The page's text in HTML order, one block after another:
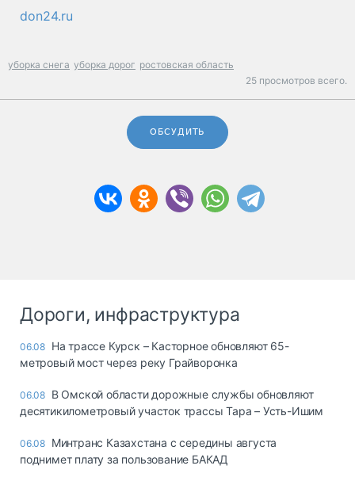
don24.ru
уборка снега уборка дорог ростовская область
25 просмотров всего.
ОБСУДИТЬ
Дороги, инфраструктура
06.08 На трассе Курск – Касторное обновляют 65-
метровый мост через реку Грайворонка
06.08 В Омской области дорожные службы обновляют
десятикилометровый участок трассы Тара – Усть-Ишим
06.08 Минтранс Казахстана с середины августа
поднимет плату за пользование БАКАД